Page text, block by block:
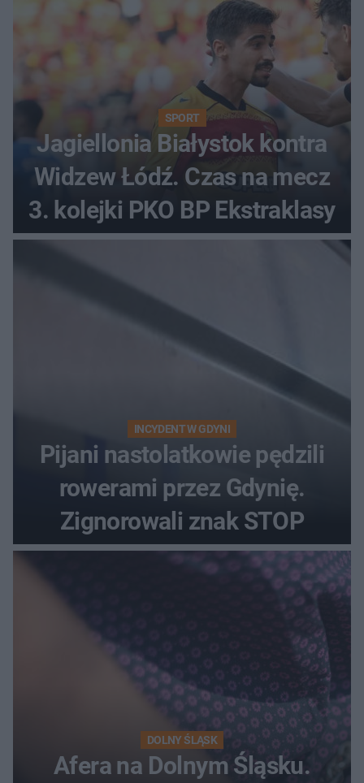
SPORT
Jagiellonia Białystok kontra
Widzew Łódź. Czas na mecz
3. kolejki PKO BP Ekstraklasy
INCYDENT W GDYNI
Pijani nastolatkowie pędzili
rowerami przez Gdynię.
Zignorowali znak STOP
DOLNY ŚLĄSK
Afera na Dolnym Śląsku.